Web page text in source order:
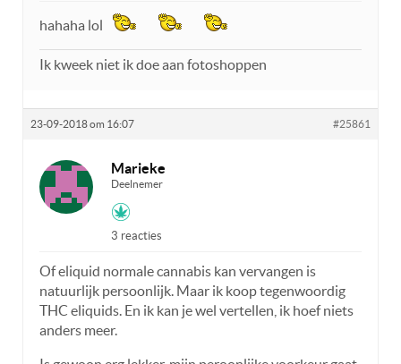
hahaha lol
Ik kweek niet ik doe aan fotoshoppen
23-09-2018 om 16:07 #25861
Marieke
Deelnemer
3 reacties
Of eliquid normale cannabis kan vervangen is
natuurlijk persoonlijk. Maar ik koop tegenwoordig
THC eliquids. En ik kan je wel vertellen, ik hoef niets
anders meer.